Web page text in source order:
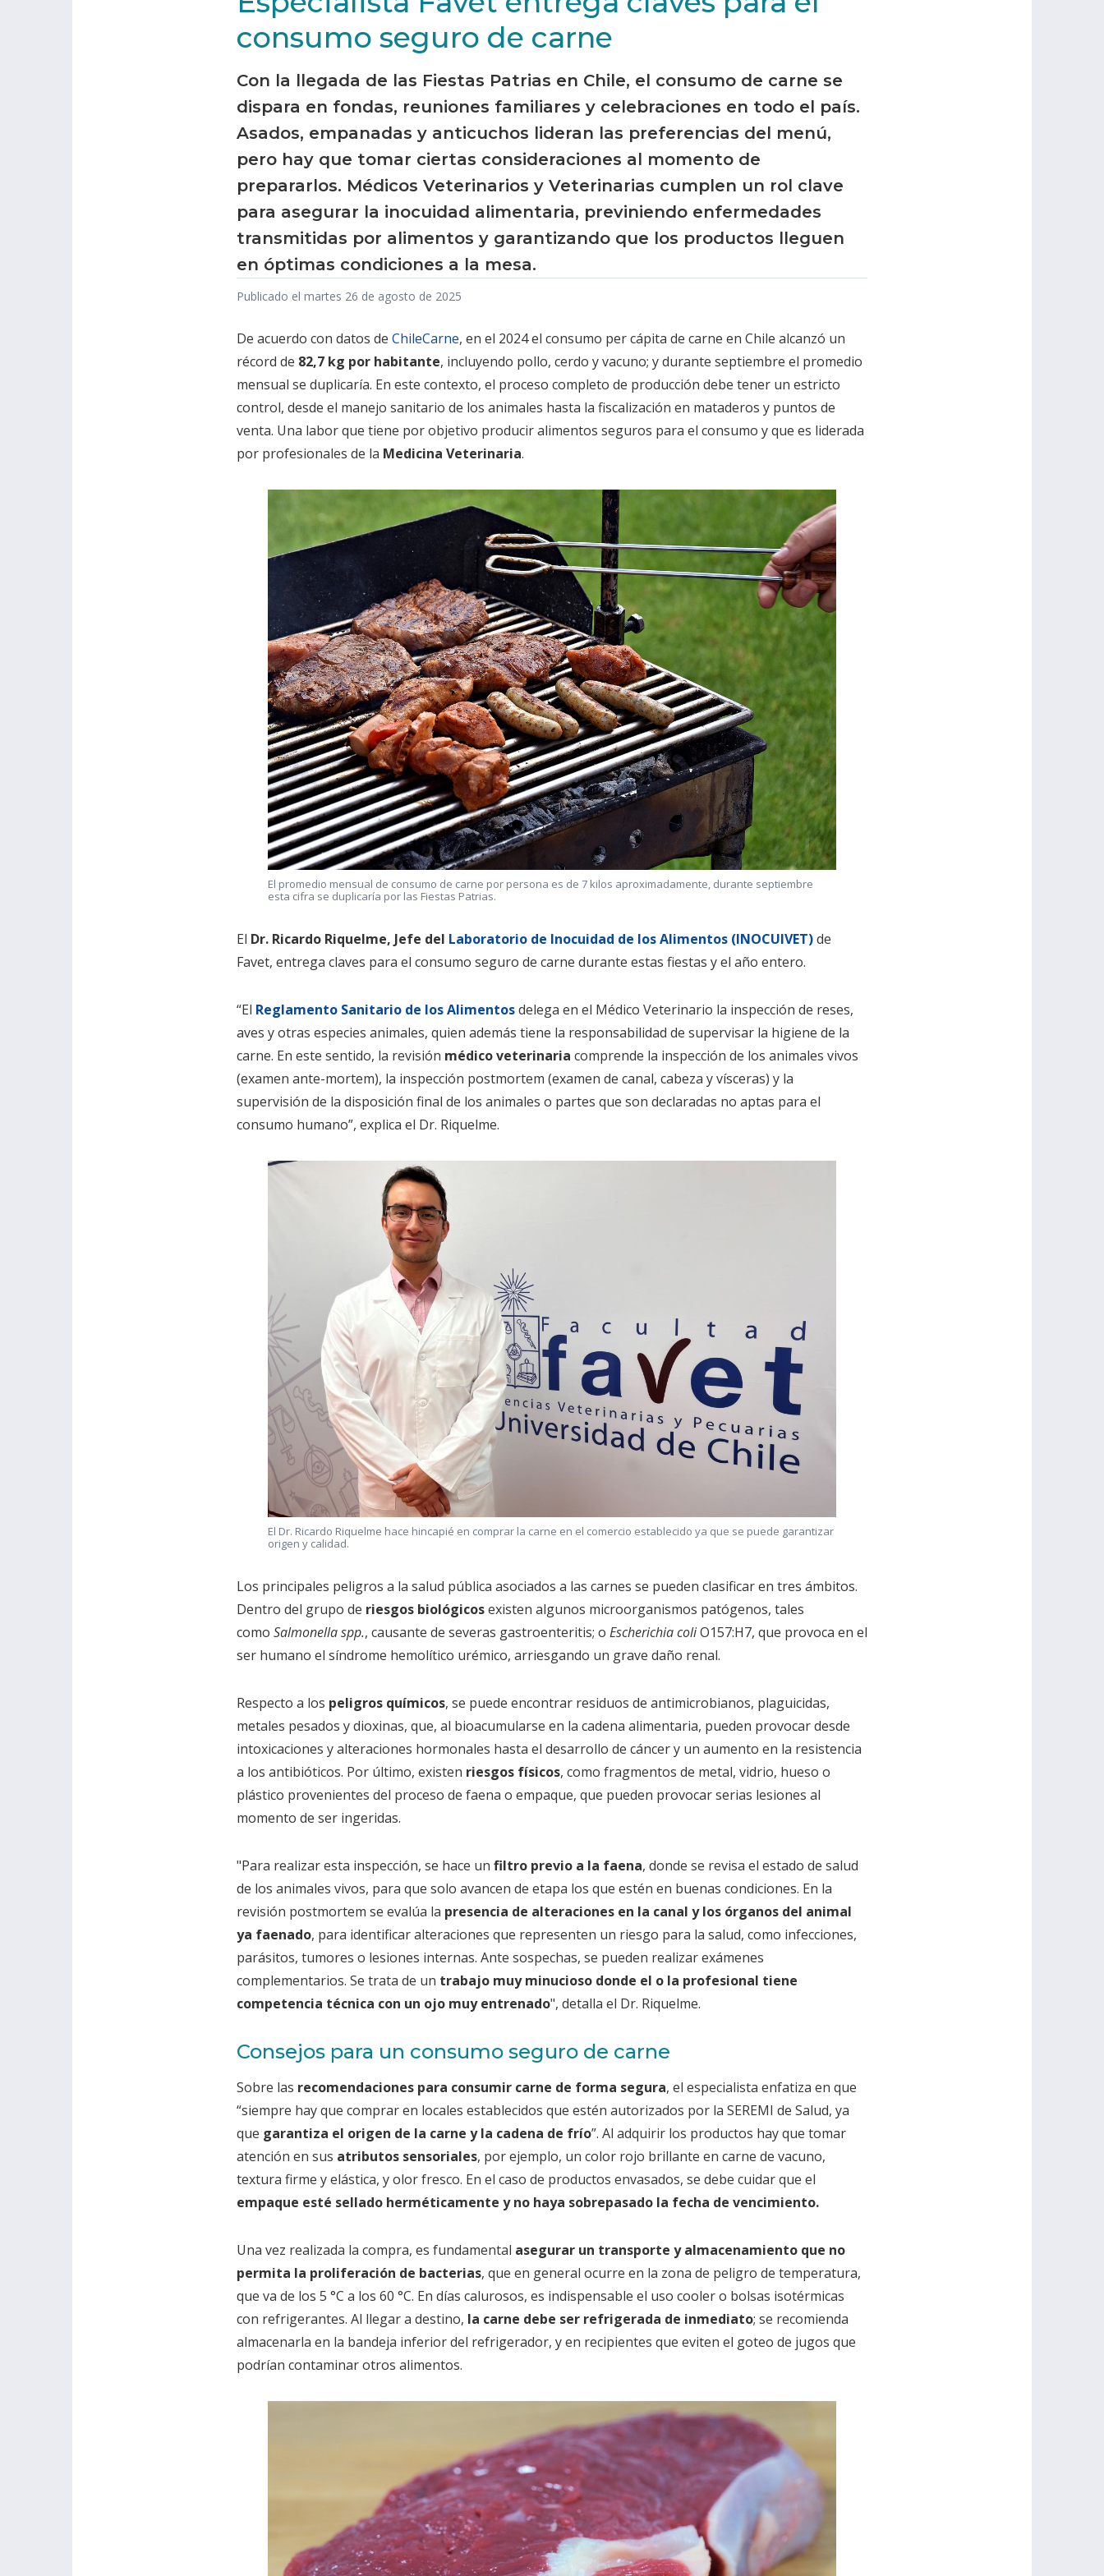
consumo seguro de carne
Con la llegada de las Fiestas Patrias en Chile, el consumo de carne se
dispara en fondas, reuniones familiares y celebraciones en todo el país.
Asados, empanadas y anticuchos lideran las preferencias del menú,
pero hay que tomar ciertas consideraciones al momento de
prepararlos. Médicos Veterinarios y Veterinarias cumplen un rol clave
para asegurar la inocuidad alimentaria, previniendo enfermedades
transmitidas por alimentos y garantizando que los productos lleguen
en óptimas condiciones a la mesa.
Publicado el martes 26 de agosto de 2025
De acuerdo con datos de ChileCarne, en el 2024 el consumo per cápita de carne en Chile alcanzó un
récord de 82,7 kg por habitante, incluyendo pollo, cerdo y vacuno; y durante septiembre el promedio
mensual se duplicaría. En este contexto, el proceso completo de producción debe tener un estricto
control, desde el manejo sanitario de los animales hasta la fiscalización en mataderos y puntos de
venta. Una labor que tiene por objetivo producir alimentos seguros para el consumo y que es liderada
por profesionales de la Medicina Veterinaria.
El promedio mensual de consumo de carne por persona es de 7 kilos aproximadamente, durante septiembre
esta cifra se duplicaría por las Fiestas Patrias.
El Dr. Ricardo Riquelme, Jefe del Laboratorio de Inocuidad de los Alimentos (INOCUIVET)de
Favet, entrega claves para el consumo seguro de carne durante estas fiestas y el año entero.
“El Reglamento Sanitario de los Alimentosdelega en el Médico Veterinario la inspección de reses,
aves y otras especies animales, quien además tiene la responsabilidad de supervisar la higiene de la
carne. En este sentido, la revisión médico veterinaria comprende la inspección de los animales vivos
(examen ante-mortem), la inspección postmortem (examen de canal, cabeza y vísceras) y la
supervisión de la disposición final de los animales o partes que son declaradas no aptas para el
consumo humano”, explica el Dr. Riquelme.
El Dr. Ricardo Riquelme hace hincapié en comprar la carne en el comercio establecido ya que se puede garantizar
origen y calidad.
Los principales peligros a la salud pública asociados a las carnes se pueden clasificar en tres ámbitos.
Dentro del grupo de riesgos biológicosexisten algunos microorganismos patógenos, tales
como Salmonella spp., causante de severas gastroenteritis; o Escherichia coliO157:H7, que provoca en el
ser humano el síndrome hemolítico urémico, arriesgando un grave daño renal.
Respecto a los peligros químicos, se puede encontrar residuos de antimicrobianos, plaguicidas,
metales pesados y dioxinas, que, al bioacumularse en la cadena alimentaria, pueden provocar desde
intoxicaciones y alteraciones hormonales hasta el desarrollo de cáncer y un aumento en la resistencia
a los antibióticos. Por último, existen riesgos físicos, como fragmentos de metal, vidrio, hueso o
plástico provenientes del proceso de faena o empaque, que pueden provocar serias lesiones al
momento de ser ingeridas.
"Para realizar esta inspección, se hace un filtro previo a la faena, donde se revisa el estado de salud
de los animales vivos, para que solo avancen de etapa los que estén en buenas condiciones. En la
revisión postmortem se evalúa la presencia de alteraciones en la canal y los órganos del animal
ya faenado, para identificar alteraciones que representen un riesgo para la salud, como infecciones,
parásitos, tumores o lesiones internas. Ante sospechas, se pueden realizar exámenes
complementarios. Se trata de un trabajo muy minucioso donde el o la profesional tiene
competencia técnica con un ojo muy entrenado", detalla el Dr. Riquelme.
Consejos para un consumo seguro de carne
Sobre las recomendaciones para consumir carne de forma segura, el especialista enfatiza en que
“siempre hay que comprar en locales establecidos que estén autorizados por la SEREMI de Salud, ya
que garantiza el origen de la carne y la cadena de frío”. Al adquirir los productos hay que tomar
atención en sus atributos sensoriales, por ejemplo, un color rojo brillante en carne de vacuno,
textura firme y elástica, y olor fresco. En el caso de productos envasados, se debe cuidar que el
empaque esté sellado herméticamente y no haya sobrepasado la fecha de vencimiento.
Una vez realizada la compra, es fundamental asegurar un transporte y almacenamiento que no
permita la proliferación de bacterias, que en general ocurre en la zona de peligro de temperatura,
que va de los 5 °C a los 60 °C. En días calurosos, es indispensable el uso cooler o bolsas isotérmicas
con refrigerantes. Al llegar a destino, la carne debe ser refrigerada de inmediato; se recomienda
almacenarla en la bandeja inferior del refrigerador, y en recipientes que eviten el goteo de jugos que
podrían contaminar otros alimentos.